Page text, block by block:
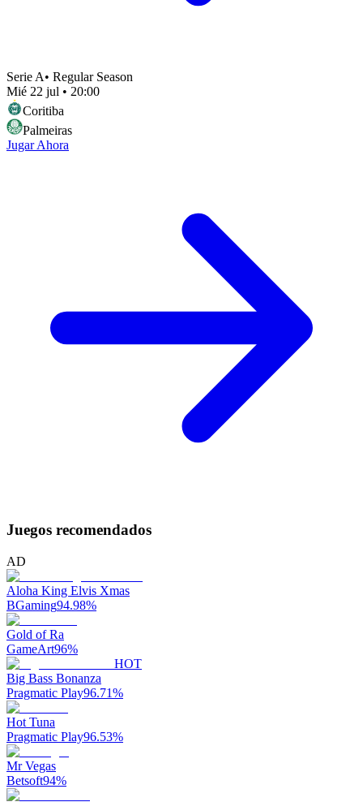
Serie A• Regular Season
Mié 22 jul • 20:00
Coritiba
Palmeiras
Jugar Ahora
Juegos recomendados
AD
Aloha King Elvis Xmas
BGaming94.98%
Gold of Ra
GameArt96%
HOT
Big Bass Bonanza
Pragmatic Play96.71%
Hot Tuna
Pragmatic Play96.53%
Mr Vegas
Betsoft94%